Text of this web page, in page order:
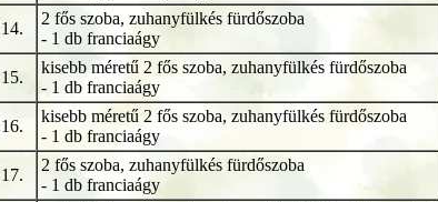
14.
2 fős szoba, zuhanyfülkés fürdőszoba
- 1 db franciaágy
15.
kisebb méretű 2 fős szoba, zuhanyfülkés fürdőszoba
- 1 db franciaágy
16.
kisebb méretű 2 fős szoba, zuhanyfülkés fürdőszoba
- 1 db franciaágy
17.
2 fős szoba, zuhanyfülkés fürdőszoba
- 1 db franciaágy